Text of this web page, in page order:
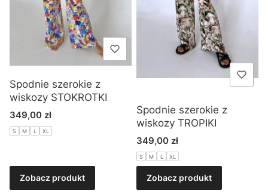
Spodnie szerokie z
wiskozy STOKROTKI
Cena
349,00 zł
S M L XL
Zobacz produkt
Spodnie szerokie z
wiskozy TROPIKI
Cena
349,00 zł
S M L XL
Zobacz produkt